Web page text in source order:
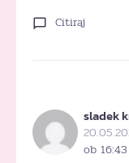
Citiraj
sladek
ob 16:43